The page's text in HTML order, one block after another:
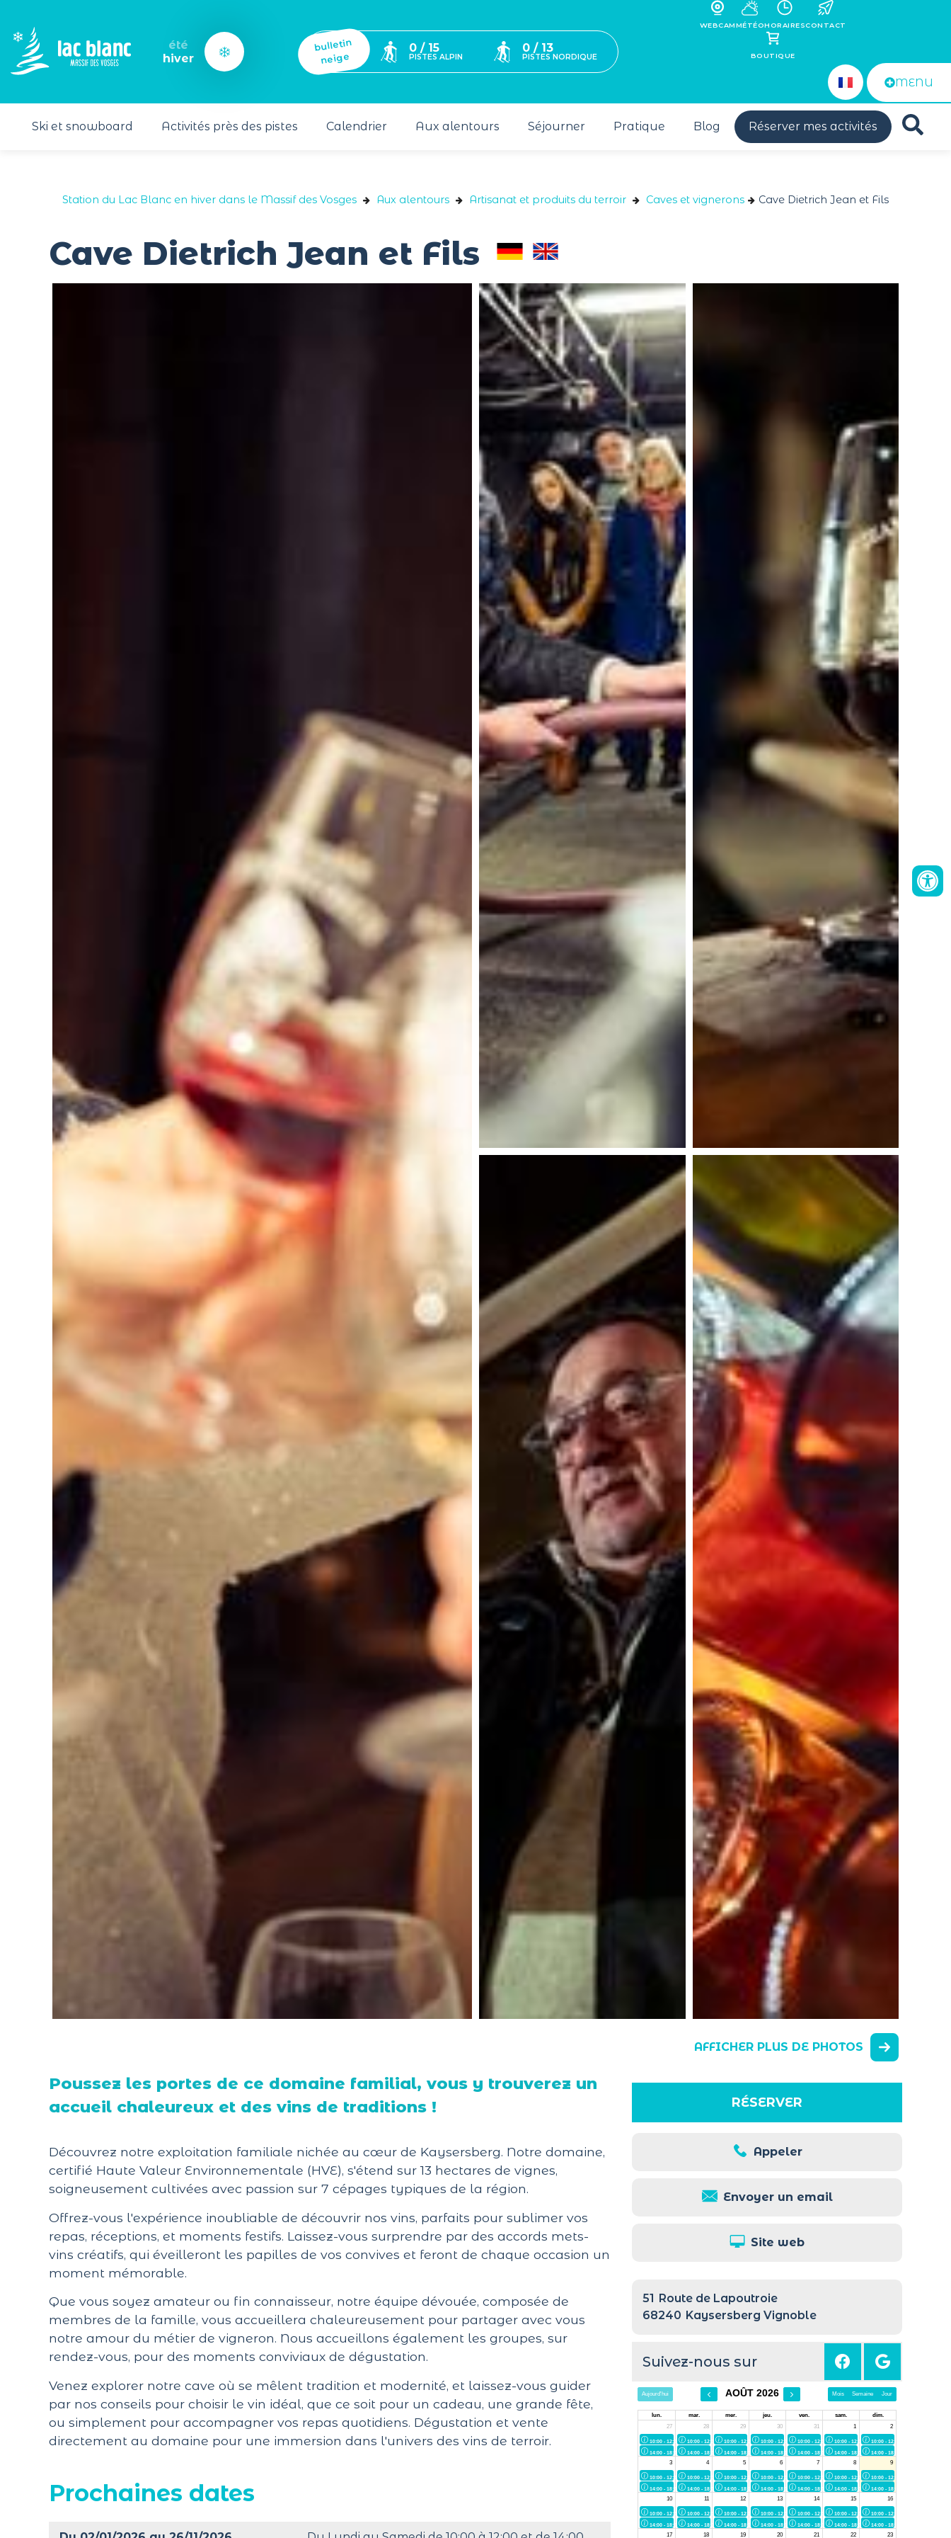
été
hiver
bulletin
neige
0 / 15
PISTES ALPIN
0 / 13
PISTES NORDIQUE
WEBCAMMÉTÉOHORAIRESCONTACT
BOUTIQUE
MENU
Ski et snowboard Activités près des pistes Calendrier Aux alentours Séjourner Pratique Blog Réserver mes activités
Station du Lac Blanc en hiver dans le Massif des Vosges Aux alentours Artisanat et produits du terroir Caves et vignerons Cave Dietrich Jean et Fils
Cave Dietrich Jean et Fils
AFFICHER PLUS DE PHOTOS
RÉSERVER
Appeler
Envoyer un email
Site web
51 Route de Lapoutroie
68240 Kaysersberg Vignoble
Suivez-nous sur
Poussez les portes de ce domaine familial, vous y trouverez un
accueil chaleureux et des vins de traditions !
Découvrez notre exploitation familiale nichée au cœur de Kaysersberg. Notre domaine,
certifié Haute Valeur Environnementale (HVE), s'étend sur 13 hectares de vignes,
soigneusement cultivées avec passion sur 7 cépages typiques de la région.
Offrez-vous l'expérience inoubliable de découvrir nos vins, parfaits pour sublimer vos
repas, réceptions, et moments festifs. Laissez-vous surprendre par des accords mets-
vins créatifs, qui éveilleront les papilles de vos convives et feront de chaque occasion un
moment mémorable.
Que vous soyez amateur ou fin connaisseur, notre équipe dévouée, composée de
membres de la famille, vous accueillera chaleureusement pour partager avec vous
notre amour du métier de vigneron. Nous accueillons également les groupes, sur
rendez-vous, pour des moments conviviaux de dégustation.
Venez explorer notre cave où se mêlent tradition et modernité, et laissez-vous guider
par nos conseils pour choisir le vin idéal, que ce soit pour un cadeau, une grande fête,
ou simplement pour accompagner vos repas quotidiens. Dégustation et vente
directement au domaine pour une immersion dans l'univers des vins de terroir.
Prochaines dates